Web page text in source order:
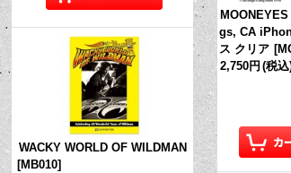
WACKY WORLD OF WILDMAN
[MB010]
gs, CA
ス クリア [
2,750円 (税込